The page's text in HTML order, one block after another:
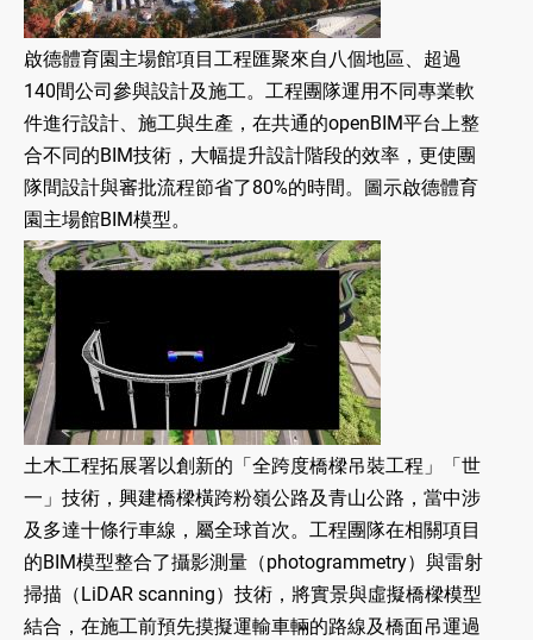
啟德體育園主場館項目工程匯聚來自八個地區、超過
140間公司參與設計及施工。工程團隊運用不同專業軟
件進行設計、施工與生產，在共通的openBIM平台上整
合不同的BIM技術，大幅提升設計階段的效率，更使團
隊間設計與審批流程節省了80%的時間。圖示啟德體育
園主場館BIM模型。
土木工程拓展署以創新的「全跨度橋樑吊裝工程」「世
一」技術，興建橋樑橫跨粉嶺公路及青山公路，當中涉
及多達十條行車線，屬全球首次。工程團隊在相關項目
的BIM模型整合了攝影測量（photogrammetry）與雷射
掃描（LiDAR scanning）技術，將實景與虛擬橋樑模型
結合，在施工前預先摸擬運輸車輛的路線及橋面吊運過